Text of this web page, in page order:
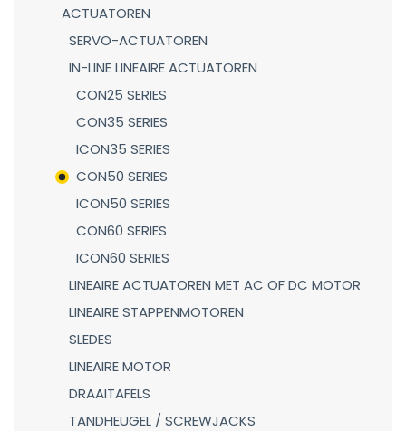
ACTUATOREN
SERVO-ACTUATOREN
IN-LINE LINEAIRE ACTUATOREN
CON25 SERIES
CON35 SERIES
ICON35 SERIES
CON50 SERIES
ICON50 SERIES
CON60 SERIES
ICON60 SERIES
LINEAIRE ACTUATOREN MET AC OF DC MOTOR
LINEAIRE STAPPENMOTOREN
SLEDES
LINEAIRE MOTOR
DRAAITAFELS
TANDHEUGEL / SCREWJACKS